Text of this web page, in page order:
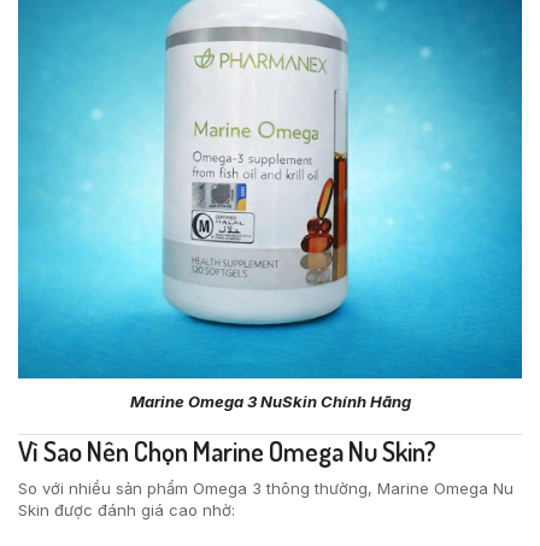
Marine Omega 3 NuSkin Chính Hãng
Vì Sao Nên Chọn Marine Omega Nu Skin?
So với nhiều sản phẩm Omega 3 thông thường, Marine Omega Nu
Skin được đánh giá cao nhờ: